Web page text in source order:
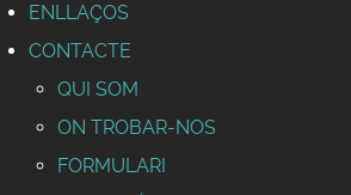
ENLLAÇOS
CONTACTE
QUI SOM
ON TROBAR-NOS
FORMULARI